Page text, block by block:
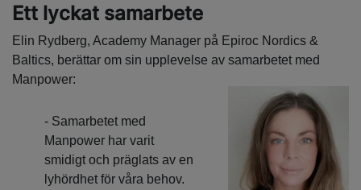
Ett lyckat samarbete
Elin Rydberg, Academy Manager på Epiroc Nordics &
Baltics, berättar om sin upplevelse av samarbetet med
Manpower:
- Samarbetet med
Manpower har varit
smidigt och präglats av en
lyhördhet för våra behov.